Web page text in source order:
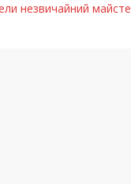
незвичайний